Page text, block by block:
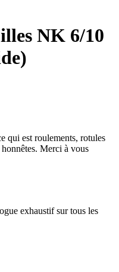
NK 6/10
qui est roulements, rotules
Merci à vous
exhaustif sur tous les